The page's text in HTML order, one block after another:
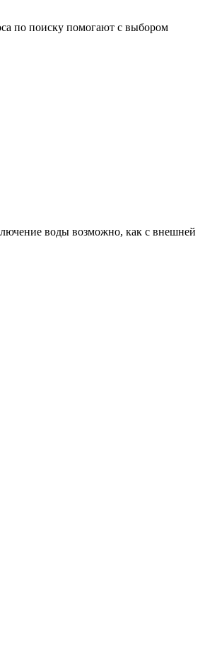
по поиску помогают с выбором
воды возможно, как с внешней